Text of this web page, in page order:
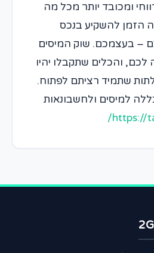
ומכובד יותר מכל מה
הזמן להשקיע בנכס
– בעצמכם. שוק המיסים
והכלים שתקבלו יהיו
שתמיד רציתם לפתוח.
למיסים ולחשבונאות